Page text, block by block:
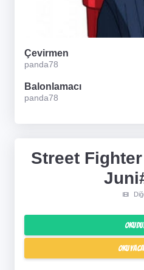
Çevirmen
panda78
Balonlamacı
panda78
Street